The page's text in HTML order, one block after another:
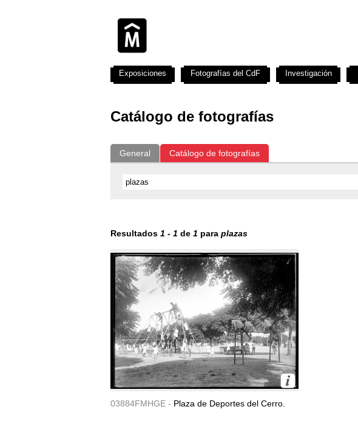
Catálogo de fotografías
General Catálogo de fotografías
Resultados 1 - 1 de 1 para plazas
03884FMHGE - Plaza de Deportes del Cerro.
Exposiciones Fotografías del CdF Investigación